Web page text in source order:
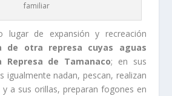
familiar
lugar de expansión y recreación
de otra represa cuyas aguas
Represa de Tamanaco; en sus
igualmente nadan, pescan, realizan
y a sus orillas, preparan fogones en